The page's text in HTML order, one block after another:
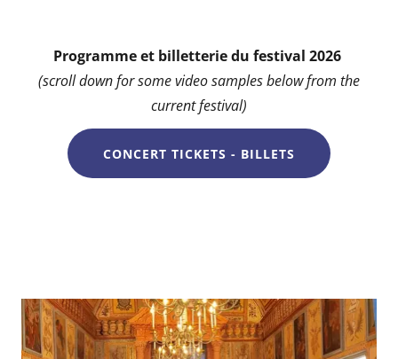
Programme et billetterie du festival 2026
(scroll down for some video samples below from the
current festival)
CONCERT TICKETS - BILLETS